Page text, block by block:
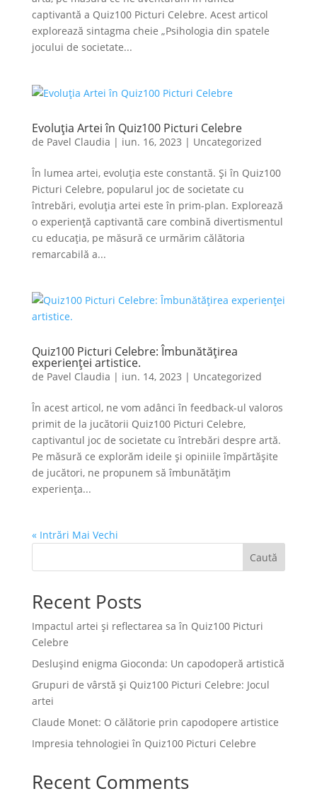
captivantă a Quiz100 Picturi Celebre. Acest articol
explorează sintagma cheie „Psihologia din spatele
jocului de societate...
Evoluția Artei în Quiz100 Picturi Celebre
de Pavel Claudia | iun. 16, 2023 | Uncategorized
În lumea artei, evoluția este constantă. Și în Quiz100
Picturi Celebre, popularul joc de societate cu
întrebări, evoluția artei este în prim-plan. Explorează
o experiență captivantă care combină divertismentul
cu educația, pe măsură ce urmărim călătoria
remarcabilă a...
Quiz100 Picturi Celebre: Îmbunătățirea
experienței artistice.
de Pavel Claudia | iun. 14, 2023 | Uncategorized
În acest articol, ne vom adânci în feedback-ul valoros
primit de la jucătorii Quiz100 Picturi Celebre,
captivantul joc de societate cu întrebări despre artă.
Pe măsură ce explorăm ideile și opiniile împărtășite
de jucători, ne propunem să îmbunătățim
experiența...
« Intrări Mai Vechi
Caută
Recent Posts
Impactul artei și reflectarea sa în Quiz100 Picturi
Celebre
Deslușind enigma Gioconda: Un capodoperă artistică
Grupuri de vârstă și Quiz100 Picturi Celebre: Jocul
artei
Claude Monet: O călătorie prin capodopere artistice
Impresia tehnologiei în Quiz100 Picturi Celebre
Recent Comments